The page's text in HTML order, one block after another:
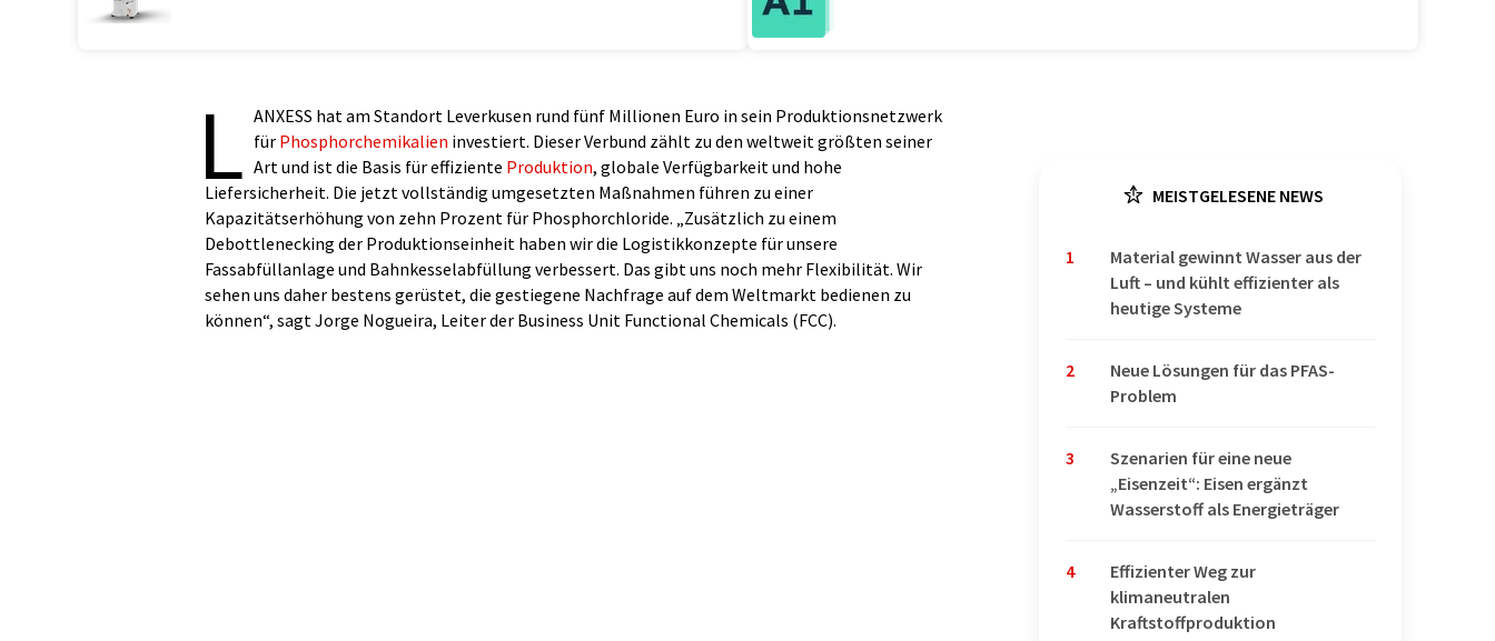
L ANXESS hat am Standort Leverkusen rund fünf Millionen Euro in sein Produktionsnetzwerk
für Phosphorchemikalien investiert. Dieser Verbund zählt zu den weltweit größten seiner
Art und ist die Basis für effiziente Produktion, globale Verfügbarkeit und hohe
Liefersicherheit. Die jetzt vollständig umgesetzten Maßnahmen führen zu einer
Kapazitätserhöhung von zehn Prozent für Phosphorchloride. „Zusätzlich zu einem
Debottlenecking der Produktionseinheit haben wir die Logistikkonzepte für unsere
Fassabfüllanlage und Bahnkesselabfüllung verbessert. Das gibt uns noch mehr Flexibilität. Wir
sehen uns daher bestens gerüstet, die gestiegene Nachfrage auf dem Weltmarkt bedienen zu
können“, sagt Jorge Nogueira, Leiter der Business Unit Functional Chemicals (FCC).
MEISTGELESENE NEWS
1
Material gewinnt Wasser aus der
Luft – und kühlt effizienter als
heutige Systeme
2
Neue Lösungen für das PFAS-
Problem
3
Szenarien für eine neue
„Eisenzeit“: Eisen ergänzt
Wasserstoff als Energieträger
4
Effizienter Weg zur
klimaneutralen
Kraftstoffproduktion